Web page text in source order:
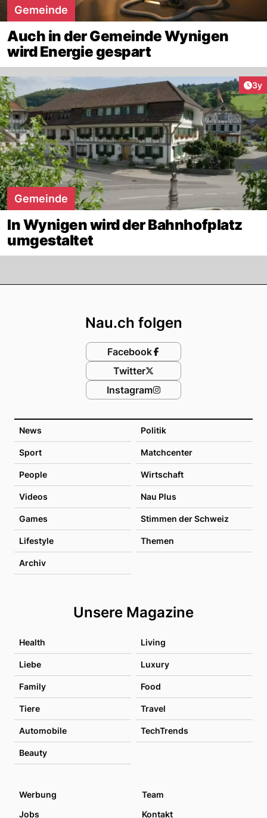
Gemeinde
Auch in der Gemeinde Wynigen
wird Energie gespart
3y
Gemeinde
In Wynigen wird der Bahnhofplatz
umgestaltet
News Politik
Sport Matchcenter
People Wirtschaft
Videos Nau Plus
Games Stimmen der Schweiz
Lifestyle Themen
Archiv
Unsere Magazine
Health Living
Liebe Luxury
Family Food
Tiere Travel
Automobile TechTrends
Beauty
Nau.ch folgen
Facebook
Twitter
Instagram
Werbung
Team
Jobs
Kontakt